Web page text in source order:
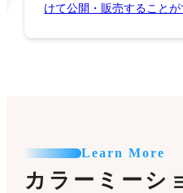
けて公開・販売することが
Learn More
カラーミーシ